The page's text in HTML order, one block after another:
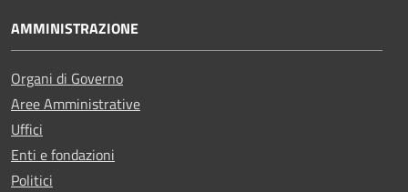
AMMINISTRAZIONE
Organi di Governo
Aree Amministrative
Uffici
Enti e fondazioni
Politici